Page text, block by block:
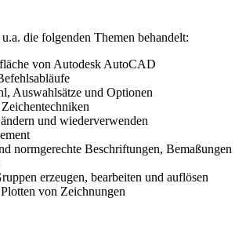
die folgenden Themen behandelt:
von Autodesk AutoCAD
Auswahlsätze und Optionen
und wiederverwenden
normgerechte Beschriftungen, Bemaßungen
erzeugen, bearbeiten und auflösen
von Zeichnungen